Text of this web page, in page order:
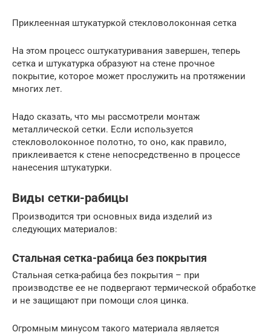
Приклеенная штукатуркой стекловолоконная сетка
На этом процесс оштукатуривания завершен, теперь
сетка и штукатурка образуют на стене прочное
покрытие, которое может прослужить на протяжении
многих лет.
Надо сказать, что мы рассмотрели монтаж
металлической сетки. Если используется
стекловолоконное полотно, то оно, как правило,
приклеивается к стене непосредственно в процессе
нанесения штукатурки.
Виды сетки-рабицы
Производится три основных вида изделий из
следующих материалов:
Стальная сетка-рабица без покрытия
Стальная сетка-рабица без покрытия – при
производстве ее не подвергают термической обработке
и не защищают при помощи слоя цинка.
Огромным минусом такого материала является